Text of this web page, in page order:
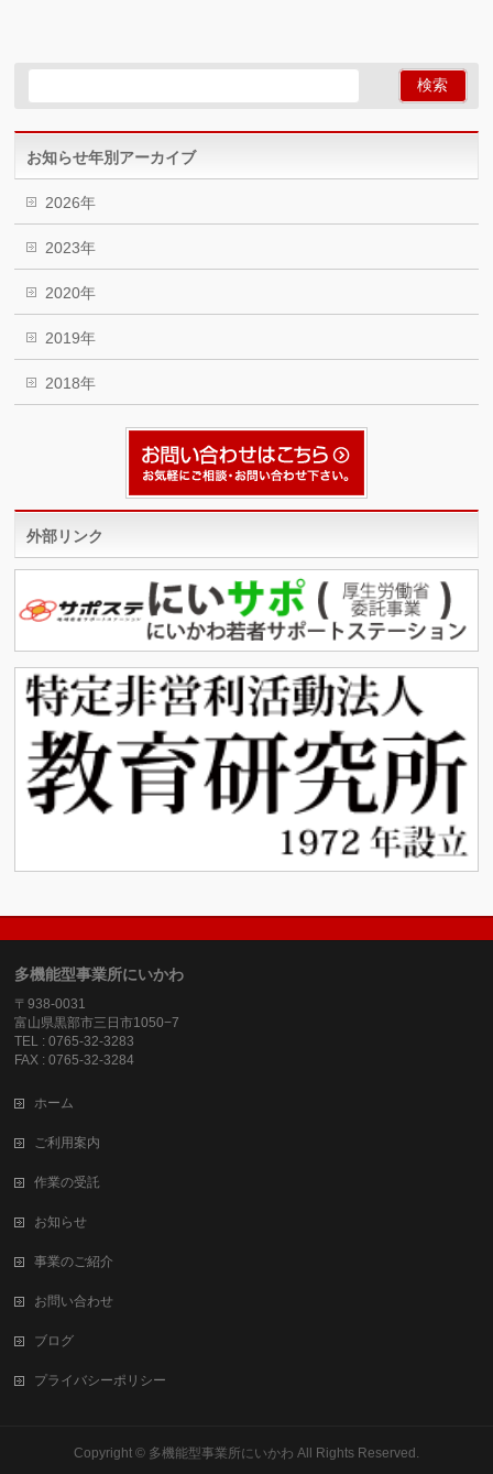
お知らせ年別アーカイブ
2026年
2023年
2020年
2019年
2018年
外部リンク
多機能型事業所にいかわ
〒938-0031
富山県黒部市三日市1050−7
TEL : 0765-32-3283
FAX : 0765-32-3284
ホーム
ご利用案内
作業の受託
お知らせ
事業のご紹介
お問い合わせ
ブログ
プライバシーポリシー
Copyright © 多機能型事業所にいかわ All Rights Reserved.